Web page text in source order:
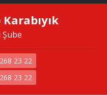
Şube
23 22
23 22